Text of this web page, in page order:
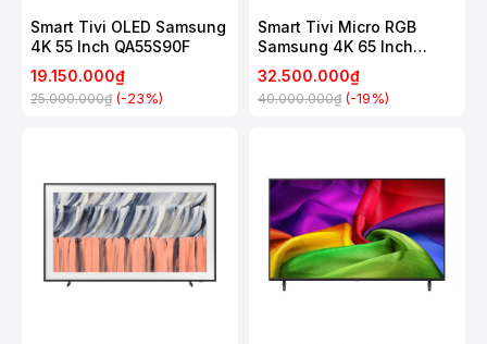
Smart Tivi OLED Samsung
4K 55 Inch QA55S90F
19.150.000₫
25.000.000₫ (-23%)
Smart Tivi Micro RGB
Samsung 4K 65 Inch
MRA65R85H
32.500.000₫
40.000.000₫ (-19%)